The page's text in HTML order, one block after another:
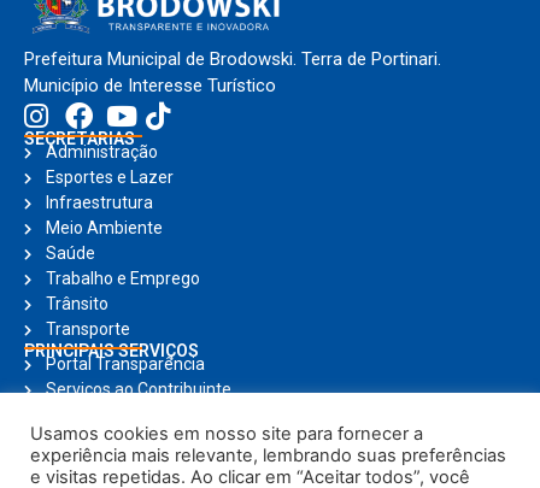
Prefeitura Municipal de Brodowski. Terra de Portinari.
Município de Interesse Turístico
SECRETARIAS
Administração
Esportes e Lazer
Infraestrutura
Meio Ambiente
Saúde
Trabalho e Emprego
Trânsito
Transporte
PRINCIPAIS SERVIÇOS
Portal Transparência
Serviços ao Contribuinte
Ouvidoria
Holerite Online
Usamos cookies em nosso site para fornecer a
experiência mais relevante, lembrando suas preferências
e visitas repetidas. Ao clicar em “Aceitar todos”, você